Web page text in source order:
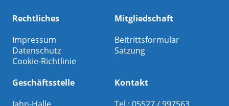
Rechtliches
Impressum
Datenschutz
Cookie-Richtlinie
Mitgliedschaft
Beitrittsformular
Satzung
Geschäftsstelle
Kontakt